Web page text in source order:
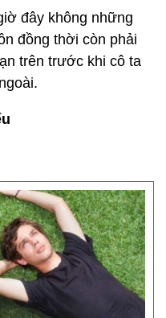
đây không những
đồng thời còn phải
trên trước khi cô ta